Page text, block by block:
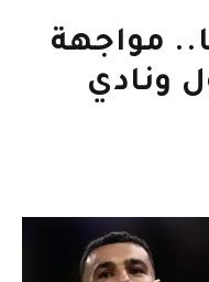
مواجهة
ونادي